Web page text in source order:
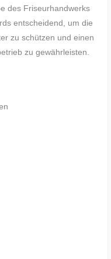
des Friseurhandwerks
entscheidend, um die
zu schützen und einen
zu gewährleisten.